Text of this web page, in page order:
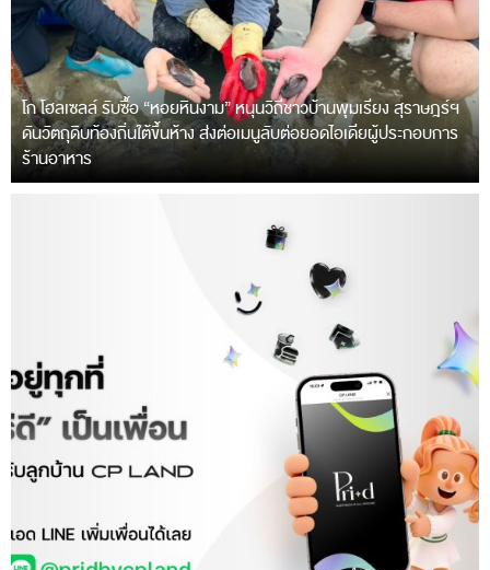
โก โฮลเซลล์ รับซื้อ “หอยหินงาม” หนุนวิถีชาวบ้านพุมเรียง สุราษฎร์ฯ
ดันวัตถุดิบท้องถิ่นใต้ขึ้นห้าง ส่งต่อเมนูลับต่อยอดไอเดียผู้ประกอบการ
ร้านอาหาร